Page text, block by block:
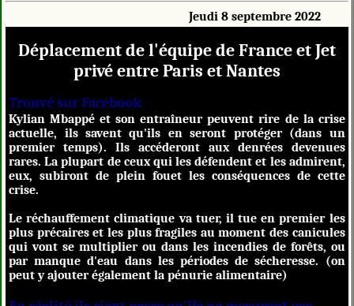
Jeudi 8 septembre 2022
Déplacement de l'équipe de France et Jet
privé entre Paris et Nantes
Trouvé sur Facebook
Kylian Mbappé et son entraîneur peuvent rire de la crise
actuelle, ils savent qu'ils en seront protéger (dans un
premier temps). Ils accéderont aux denrées devenues
rares. La plupart de ceux qui les défendent et les admirent,
eux, subiront de plein fouet les conséquences de cette
crise.
Le réchauffement climatique va tuer, il tue en premier les
plus précaires et les plus fragiles au moment des canicules
qui vont se multiplier ou dans les incendies de forêts, ou
par manque d'eau dans les périodes de sécheresse. (on
peut y ajouter également la pénurie alimentaire)